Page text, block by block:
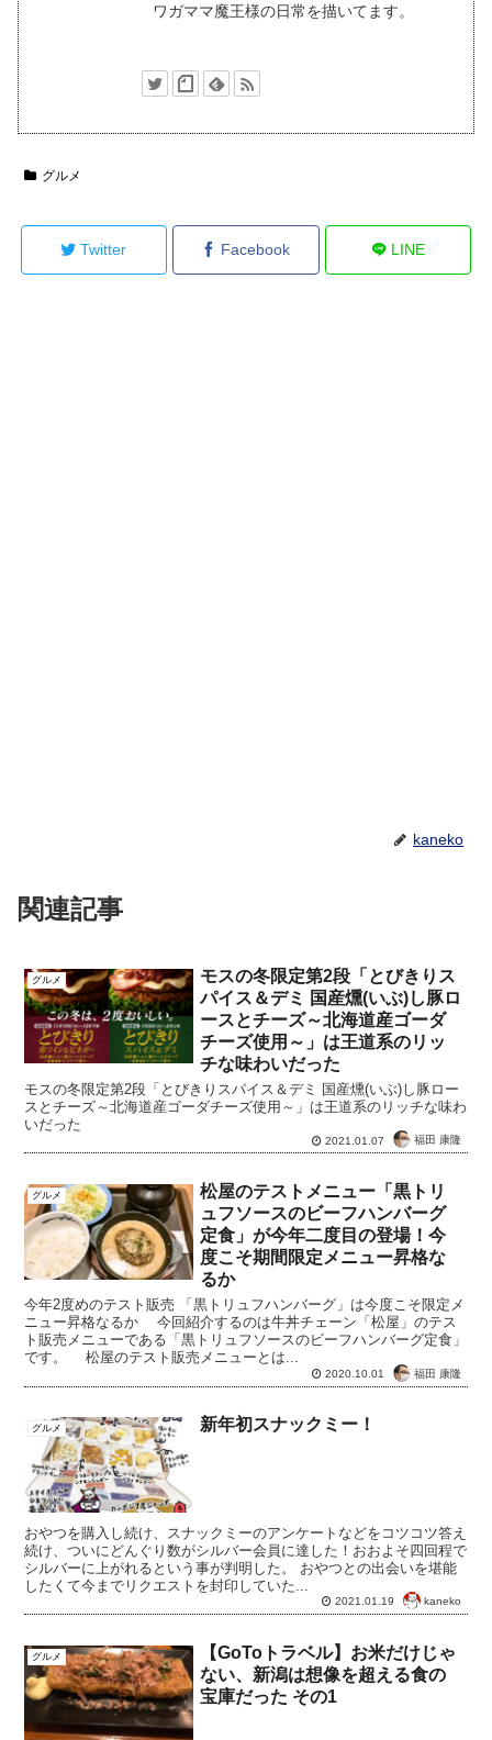
ワガママ魔王様の日常を描いてます。
グルメ
Twitter Facebook LINE
kaneko
関連記事
グルメ
モスの冬限定第2段「とびきりス
パイス＆デミ 国産燻(いぶ)し豚ロ
ースとチーズ～北海道産ゴーダ
チーズ使用～」は王道系のリッ
チな味わいだった
モスの冬限定第2段「とびきりスパイス＆デミ 国産燻(いぶ)し豚ロー
スとチーズ～北海道産ゴーダチーズ使用～」は王道系のリッチな味わ
いだった
2021.01.07 福田 康隆
グルメ
松屋のテストメニュー「黒トリ
ュフソースのビーフハンバーグ
定食」が今年二度目の登場！今
度こそ期間限定メニュー昇格な
るか
今年2度めのテスト販売 「黒トリュフハンバーグ」は今度こそ限定メ
ニュー昇格なるか 今回紹介するのは牛丼チェーン「松屋」のテス
ト販売メニューである「黒トリュフソースのビーフハンバーグ定食」
です。 松屋のテスト販売メニューとは...
2020.10.01 福田 康隆
グルメ 新年初スナックミー！
おやつを購入し続け、スナックミーのアンケートなどをコツコツ答え
続け、ついにどんぐり数がシルバー会員に達した！おおよそ四回程で
シルバーに上がれるという事が判明した。 おやつとの出会いを堪能
したくて今までリクエストを封印していた...
2021.01.19 kaneko
グルメ
【GoToトラベル】お米だけじゃ
ない、新潟は想像を超える食の
宝庫だった その1